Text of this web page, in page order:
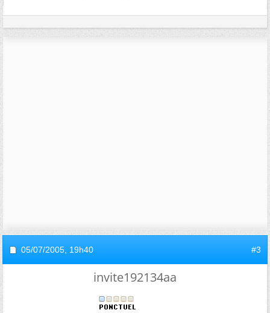
05/07/2005, 19h40 #3
invite192134aa